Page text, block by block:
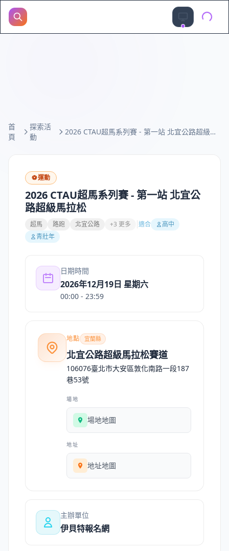
首
頁
探索活
動
2026 CTAU超馬系列賽 - 第一站 北宜公路超級馬拉松
⚽運動
2026 CTAU超馬系列賽 - 第一站 北宜公
路超級馬拉松
超馬 路跑 北宜公路 +3 更多 適合
高中
青壯年
日期時間
2026年12月19日 星期六
00:00 - 23:59
地點 宜蘭縣
北宜公路超級馬拉松賽道
106076臺北市大安區敦化南路一段187
巷53號
場地
場地地圖
地址
地址地圖
主辦單位
伊貝特報名網